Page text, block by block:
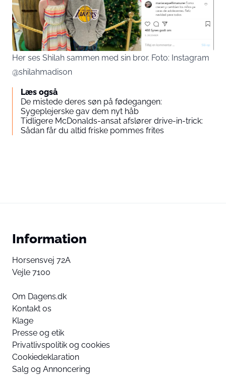
Her ses Shilah sammen med sin bror. Foto: Instagram
@shilahmadison
Læs også
De mistede deres søn på fødegangen:
Sygeplejerske gav dem nyt håb
Tidligere McDonalds-ansat afslører drive-in-trick:
Sådan får du altid friske pommes frites
Information
Horsensvej 72A
Vejle 7100
Om Dagens.dk
Kontakt os
Klage
Presse og etik
Privatlivspolitik og cookies
Cookiedeklaration
Salg og Annoncering